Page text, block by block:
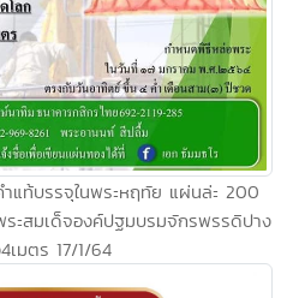
แท้บรรจุในพระหฤทัย แผ่นล่ะ 200
ะสมเด็จองค์ปฐมบรมจักรพรรดิปาง
เมตร 17/1/64